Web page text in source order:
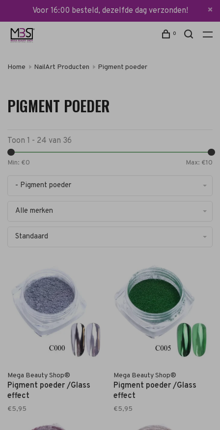
Voor 16:00 besteld, dezelfde dag verzonden!
0
Home NailArt Producten Pigment poeder
PIGMENT POEDER
Toon 1 - 24 van 36
Min: €0 Max: €10
- Pigment poeder
Alle merken
Standaard
Mega Beauty Shop®
Pigment poeder /Glass
effect
€5,95
Mega Beauty Shop®
Pigment poeder /Glass
effect
€5,95